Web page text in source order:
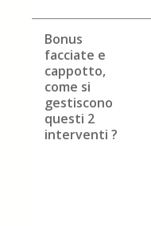
Bonus
facciate e
cappotto,
come si
gestiscono
questi 2
interventi ?